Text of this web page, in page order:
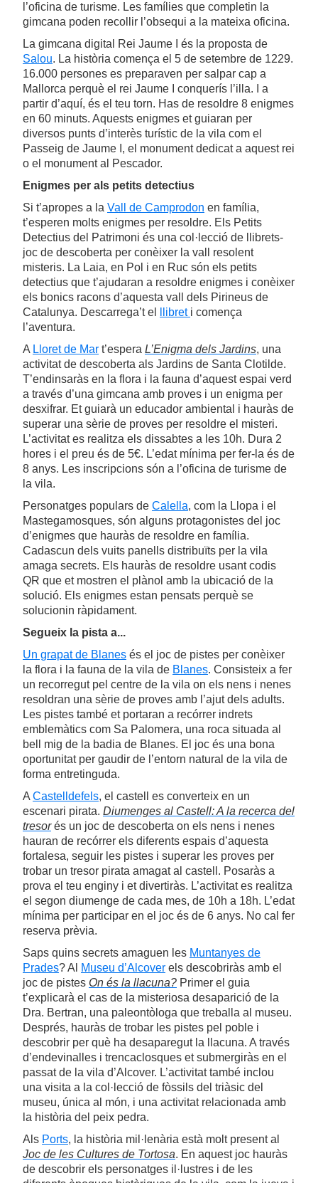
l’oficina de turisme. Les famílies que completin la
gimcana poden recollir l’obsequi a la mateixa oficina.
La gimcana digital Rei Jaume I és la proposta de
Salou. La història comença el 5 de setembre de 1229.
16.000 persones es preparaven per salpar cap a
Mallorca perquè el rei Jaume I conquerís l’illa. I a
partir d’aquí, és el teu torn. Has de resoldre 8 enigmes
en 60 minuts. Aquests enigmes et guiaran per
diversos punts d’interès turístic de la vila com el
Passeig de Jaume I, el monument dedicat a aquest rei
o el monument al Pescador.
Enigmes per als petits detectius
Si t’apropes a la Vall de Camprodon en família,
t’esperen molts enigmes per resoldre. Els Petits
Detectius del Patrimoni és una col·lecció de llibrets-
joc de descoberta per conèixer la vall resolent
misteris. La Laia, en Pol i en Ruc són els petits
detectius que t’ajudaran a resoldre enigmes i conèixer
els bonics racons d’aquesta vall dels Pirineus de
Catalunya. Descarrega’t el
llibret i comença
l’aventura.
A Lloret de Mar t’espera L’Enigma dels Jardins, una
activitat de descoberta als Jardins de Santa Clotilde.
T’endinsaràs en la flora i la fauna d’aquest espai verd
a través d’una gimcana amb proves i un enigma per
desxifrar. Et guiarà un educador ambiental i hauràs de
superar una sèrie de proves per resoldre el misteri.
L’activitat es realitza els dissabtes a les 10h. Dura 2
hores i el preu és de 5€. L’edat mínima per fer-la és de
8 anys. Les inscripcions són a l’oficina de turisme de
la vila.
Personatges populars de Calella, com la Llopa i el
Mastegamosques, són alguns protagonistes del joc
d’enigmes que hauràs de resoldre en família.
Cadascun dels vuits panells distribuïts per la vila
amaga secrets. Els hauràs de resoldre usant codis
QR que et mostren el plànol amb la ubicació de la
solució. Els enigmes estan pensats perquè se
solucionin ràpidament.
Segueix la pista a...
Un grapat de Blanes és el joc de pistes per conèixer
la flora i la fauna de la vila de Blanes. Consisteix a fer
un recorregut pel centre de la vila on els nens i nenes
resoldran una sèrie de proves amb l’ajut dels adults.
Les pistes també et portaran a recórrer indrets
emblemàtics com Sa Palomera, una roca situada al
bell mig de la badia de Blanes. El joc és una bona
oportunitat per gaudir de l’entorn natural de la vila de
forma entretinguda.
A Castelldefels, el castell es converteix en un
escenari pirata. Diumenges al Castell: A la recerca del
tresorés un joc de descoberta on els nens i nenes
hauran de recórrer els diferents espais d’aquesta
fortalesa, seguir les pistes i superar les proves per
trobar un tresor pirata amagat al castell. Posaràs a
prova el teu enginy i et divertiràs. L’activitat es realitza
el segon diumenge de cada mes, de 10h a 18h. L’edat
mínima per participar en el joc és de 6 anys. No cal fer
reserva prèvia.
Saps quins secrets amaguen les Muntanyes de
Prades? Al Museu d’Alcover els descobriràs amb el
joc de pistes On és la llacuna? Primer el guia
t’explicarà el cas de la misteriosa desaparició de la
Dra. Bertran, una paleontòloga que treballa al museu.
Després, hauràs de trobar les pistes pel poble i
descobrir per què ha desaparegut la llacuna. A través
d’endevinalles i trencaclosques et submergiràs en el
passat de la vila d’Alcover. L’activitat també inclou
una visita a la col·lecció de fòssils del triàsic del
museu, única al món, i una activitat relacionada amb
la història del peix pedra.
Als Ports, la història mil·lenària està molt present al
Joc de les Cultures de Tortosa. En aquest joc hauràs
de descobrir els personatges il·lustres i de les